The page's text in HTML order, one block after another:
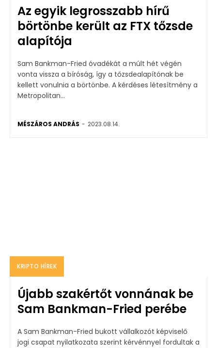
Az egyik legrosszabb hírű
börtönbe került az FTX tőzsde
alapítója
Sam Bankman-Fried óvadékát a múlt hét végén
vonta vissza a bíróság, így a tőzsdealapítónak be
kellett vonulnia a börtönbe. A kérdéses létesítmény a
Metropolitan...
MÉSZÁROS ANDRÁS - 2023.08.14.
KRIPTO HÍREK
Újabb szakértőt vonnának be
Sam Bankman-Fried perébe
A Sam Bankman-Fried bukott vállalkozót képviselő
jogi csapat nyilatkozata szerint kérvénnyel fordultak a